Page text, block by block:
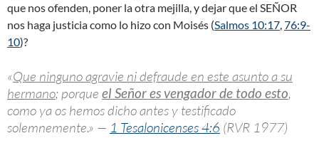
que nos ofenden, poner la otra mejilla, y dejar que el SEÑOR
nos haga justicia como lo hizo con Moisés (Salmos 10:17,76:9-
10)?
«Que ninguno agravie ni defraude en este asunto a su
hermano; porque el Señor es vengador de todo esto,
como ya os hemos dicho antes y testificado
solemnemente.» — 1 Tesalonicenses 4:6 (RVR 1977)